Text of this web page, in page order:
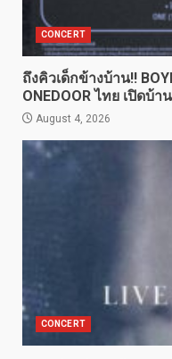
CONCERT
ถึงคิวเด็กข้างบ้าน!!
ONEDOOR ไทย เปิดบ้
August 4, 2026
CONCERT